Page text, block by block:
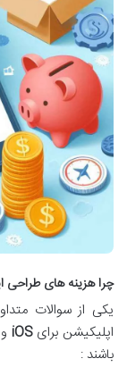
چرا هزینه های طراحی
یکی از سوالات
اپلیکیشن برایiOS
باشند :